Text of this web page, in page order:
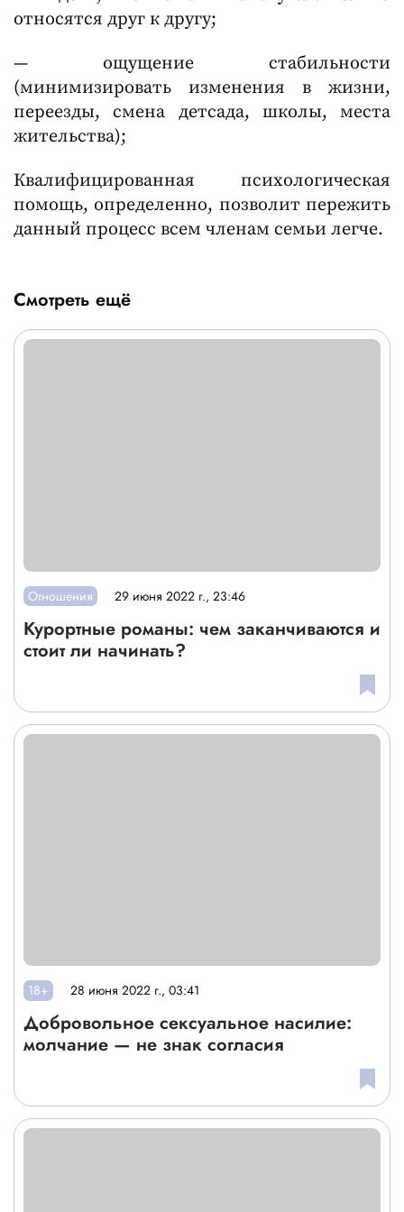
относятся друг к другу;
— ощущение стабильности
(минимизировать изменения в жизни,
переезды, смена детсада, школы, места
жительства);
Квалифицированная психологическая
помощь, определенно, позволит пережить
данный процесс всем членам семьи легче.
Смотреть ещё
Отношения 29 июня 2022 г., 23:46
Курортные романы: чем заканчиваются и
стоит ли начинать?
18+ 28 июня 2022 г., 03:41
Добровольное сексуальное насилие:
молчание — не знак согласия